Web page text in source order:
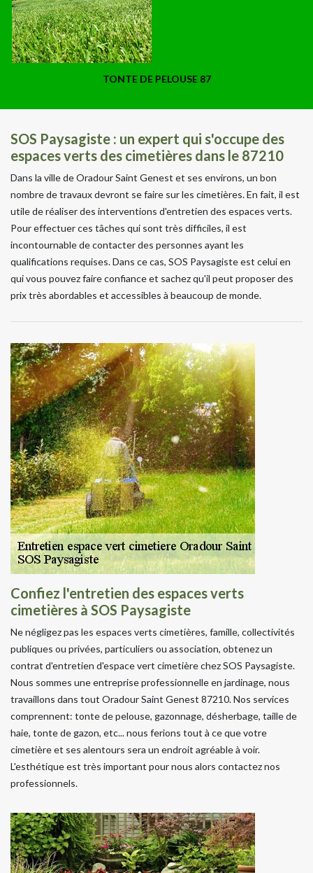
TONTE DE PELOUSE 87
SOS Paysagiste : un expert qui s'occupe des
espaces verts des cimetières dans le 87210
Dans la ville de Oradour Saint Genest et ses environs, un bon
nombre de travaux devront se faire sur les cimetières. En fait, il est
utile de réaliser des interventions d'entretien des espaces verts.
Pour effectuer ces tâches qui sont très difficiles, il est
incontournable de contacter des personnes ayant les
qualifications requises. Dans ce cas, SOS Paysagiste est celui en
qui vous pouvez faire confiance et sachez qu'il peut proposer des
prix très abordables et accessibles à beaucoup de monde.
Confiez l'entretien des espaces verts
cimetières à SOS Paysagiste
Ne négligez pas les espaces verts cimetières, famille, collectivités
publiques ou privées, particuliers ou association, obtenez un
contrat d'entretien d'espace vert cimetière chez SOS Paysagiste.
Nous sommes une entreprise professionnelle en jardinage, nous
travaillons dans tout Oradour Saint Genest 87210. Nos services
comprennent: tonte de pelouse, gazonnage, désherbage, taille de
haie, tonte de gazon, etc... nous ferions tout à ce que votre
cimetière et ses alentours sera un endroit agréable à voir.
L'esthétique est très important pour nous alors contactez nos
professionnels.